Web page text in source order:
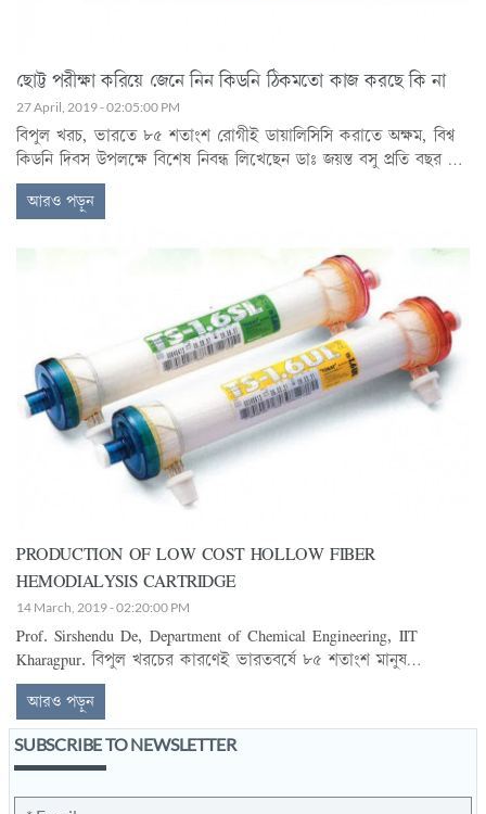
ছোট্ট পরীক্ষা করিয়ে জেনে নিন কিডনি ঠিকমতো কাজ করছে কি না
27 April, 2019 - 02:05:00 PM
বিপুল খরচ, ভারতে ৮৫ শতাংশ রোগীই ডায়ালিসিসি করাতে অক্ষম, বিশ্ব
কিডনি দিবস উপলক্ষে বিশেষ নিবন্ধ লিখেছেন ডাঃ জয়ন্ত বসু প্রতি বছর মার্চ
মাসের দ্বিতীয় বৃহস্পতিবার বিশ্ব কিডনি দিবস হিসাবে পালিত হয়। প্রতি
বছর একটি করে থিম থাকে এই দিনটি পালনের জন্য। এবারের থিম হল:
বুঝতে হবে। সরা বিশ্বে উন্নত ও উন্নতিশীল দেশগুলির মধ্যে একটা অসাম্য
আছে। মাথাপিছু রোজগারের ভিত্তিতে বিশ্ব ব্যাঙ্ক সমস্ত দেশকে ভাগ
করেছে। এইখানেই 'সবার জন্য সর্বত্র' কথাটির তাৎপর্য। যেসব দেশের
মাথাপিছু রোজগার কম, তাদের পক্ষে এই কিডনি জনিত রোগের বিরুদ্ধে
লড়াই বেশ বড় চ্যালেঞ্
আরও পড়ুন
PRODUCTION OF LOW COST HOLLOW FIBER
HEMODIALYSIS CARTRIDGE
14 March, 2019 - 02:20:00 PM
Prof. Sirshendu De, Department of Chemical Engineering, IIT
Kharagpur. বিপুল খরচের কারণেই ভারতবর্ষে ৮৫ শতাংশ মানুষ
ডায়ালিসিস করাতে পারে না। তার প্রতিটি যন্ত্রপাতির আকাশছোঁয়া দামই
এর মূল কারণ। এরই মধ্যে সুখবর, খড়্গপুর আই আই টি-র কেমিক্যাল
ইঞ্জিনিয়ারিংয়ের অধ্যাপক শীর্ষেন্দু দে আবিষ্কার করে ফেলেছেন ডায়ালিসিসে
ব্যবহৃত এক বিশেষ ধরনের কার্টিজ। ২০১১ সালে ভাটনগর পুরস্কারে ভূষিত
শীর্ষেন্দুবাবুর দাবি, বিদেশ থেকে আমদানি করা কার্টিজের বদলে দেশি
প্রযুক্তির এই কার্টিজের দাম মাত্র আট ভাগের এক ভাগ। এই কার্টিজের
আরও পড়ুন
SUBSCRIBE TO NEWSLETTER